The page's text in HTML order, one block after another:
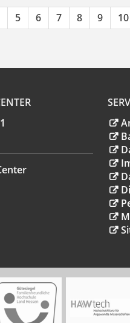
5 6 7 8 9 10